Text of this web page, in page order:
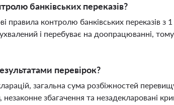
банківських переказів?
правила контролю банківських переказів з
і перебуває на доопрацюванні,
перевірок?
загальна сума розбіжностей
збагачення та незадекларовані